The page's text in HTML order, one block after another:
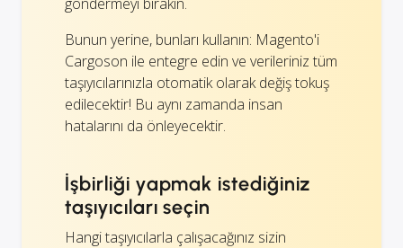
Bunun yerine, bunları kullanın: Magento'i
Cargoson ile entegre edin ve verileriniz tüm
taşıyıcılarınızla otomatik olarak değiş tokuş
edilecektir! Bu aynı zamanda insan
hatalarını da önleyecektir.
İşbirliği yapmak istediğiniz
taşıyıcıları seçin
Hangi taşıyıcılarla çalışacağınız sizin